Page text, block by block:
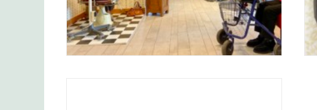
Kopsalon weer van de partij tijdens
Festival Vocallis 2020. Coronaproof!